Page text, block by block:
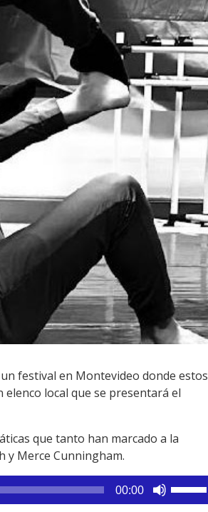
festival en Montevideo donde estos
local que se presentará el
que tanto han marcado a la
y Merce Cunningham.
00:00